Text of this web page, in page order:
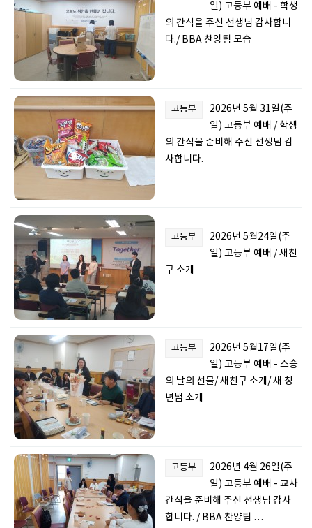
일) 고등부 예배 - 학생
의 간식을 주신 선생님 감사합니
다./ BBA 찬양팀 모습
고등부
2026년 5월 31일(주
일) 고등부 예배 / 학생
의 간식을 준비해 주신 선생님 감
사합니다.
고등부
2026년 5월24일(주
일) 고등부 예배 / 새친
구 소개
고등부
2026년 5월17일(주
일) 고등부 예배 - 스승
의 날의 선물/ 새친구 소개/ 새 청
년쌤 소개
고등부
2026년 4월 26일(주
일) 고등부 예배 - 교사
간식을 준비해 주신 선생님 감사
합니다. / BBA 찬양팀 …